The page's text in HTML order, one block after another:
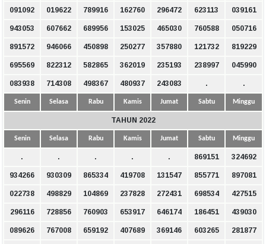
091092 019622 789916 162760 296472 623113 039161
943053 607662 689956 153025 465030 760588 050716
891572 946066 450898 250277 357880 121732 819229
695569 822312 582865 362019 235193 238997 045990
083938 714308 498367 480937 243083 . .
Senin Selasa Rabu Kamis Jumat Sabtu Minggu
TAHUN 2022
Senin Selasa Rabu Kamis Jumat Sabtu Minggu
. . . . . 869151 324692
934266 930309 865334 419708 131547 855771 897081
022738 498829 104869 237828 272431 698534 427515
296116 728856 760903 653917 646174 186451 439030
089626 767008 659192 407689 369146 603265 281877